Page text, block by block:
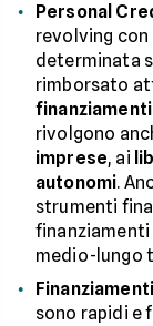
Personal
revolving con
determinata
rimborsato
finanziamenti
rivolgono
imprese, ai
autonomi.
strumenti
finanziamenti
medio-lungo
sono rapidi e